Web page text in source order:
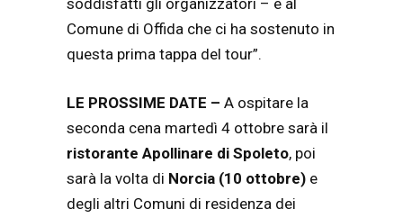
soddisfatti gli organizzatori – e al
Comune di Offida che ci ha sostenuto in
questa prima tappa del tour”.
LE PROSSIME DATE – A ospitare la
seconda cena martedì 4 ottobre sarà il
ristorante Apollinare di Spoleto, poi
sarà la volta di Norcia (10 ottobre) e
degli altri Comuni di residenza dei